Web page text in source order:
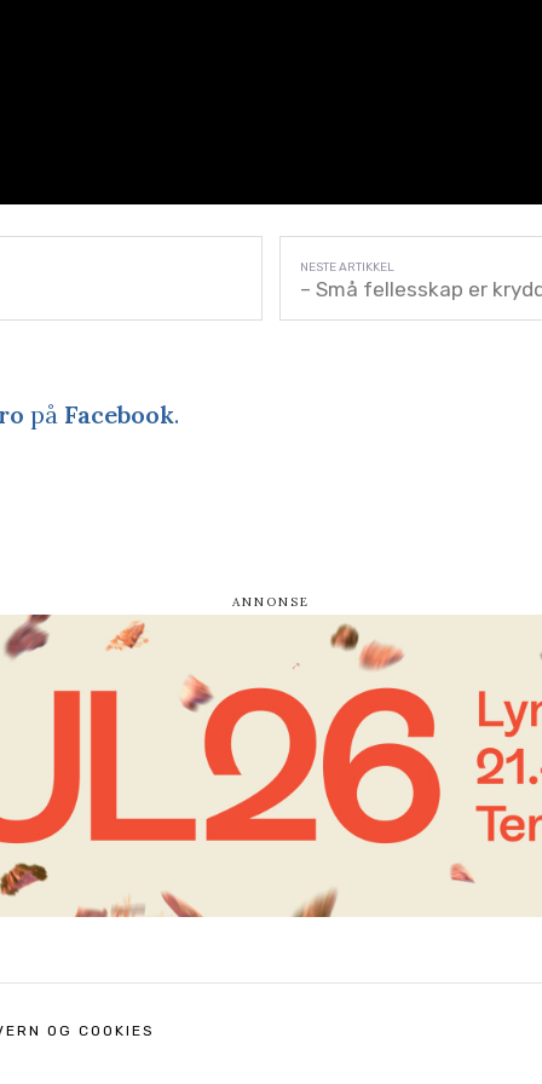
– Små fellesskap er
på Facebook.
OG COOKIES